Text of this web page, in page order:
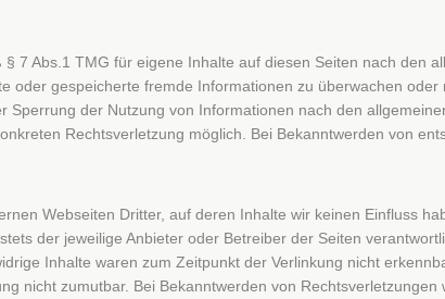
7 Abs.1 TMG für eigene Inhalte auf diesen Seiten nach den
oder gespeicherte fremde Informationen zu überwachen
Sperrung der Nutzung von Informationen nach den
Rechtsverletzung möglich. Bei Bekanntwerden von
Webseiten Dritter, auf deren Inhalte wir keinen Einfluss
der jeweilige Anbieter oder Betreiber der Seiten
Inhalte waren zum Zeitpunkt der Verlinkung nicht
nicht zumutbar. Bei Bekanntwerden von